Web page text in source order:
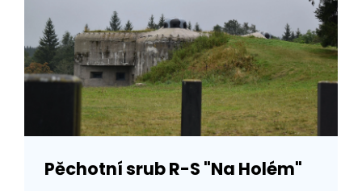
Pěchotní srub R-S "Na Holém"